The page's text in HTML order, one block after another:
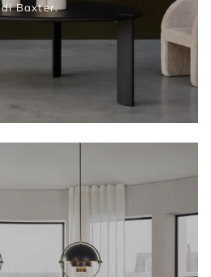
di Baxter.